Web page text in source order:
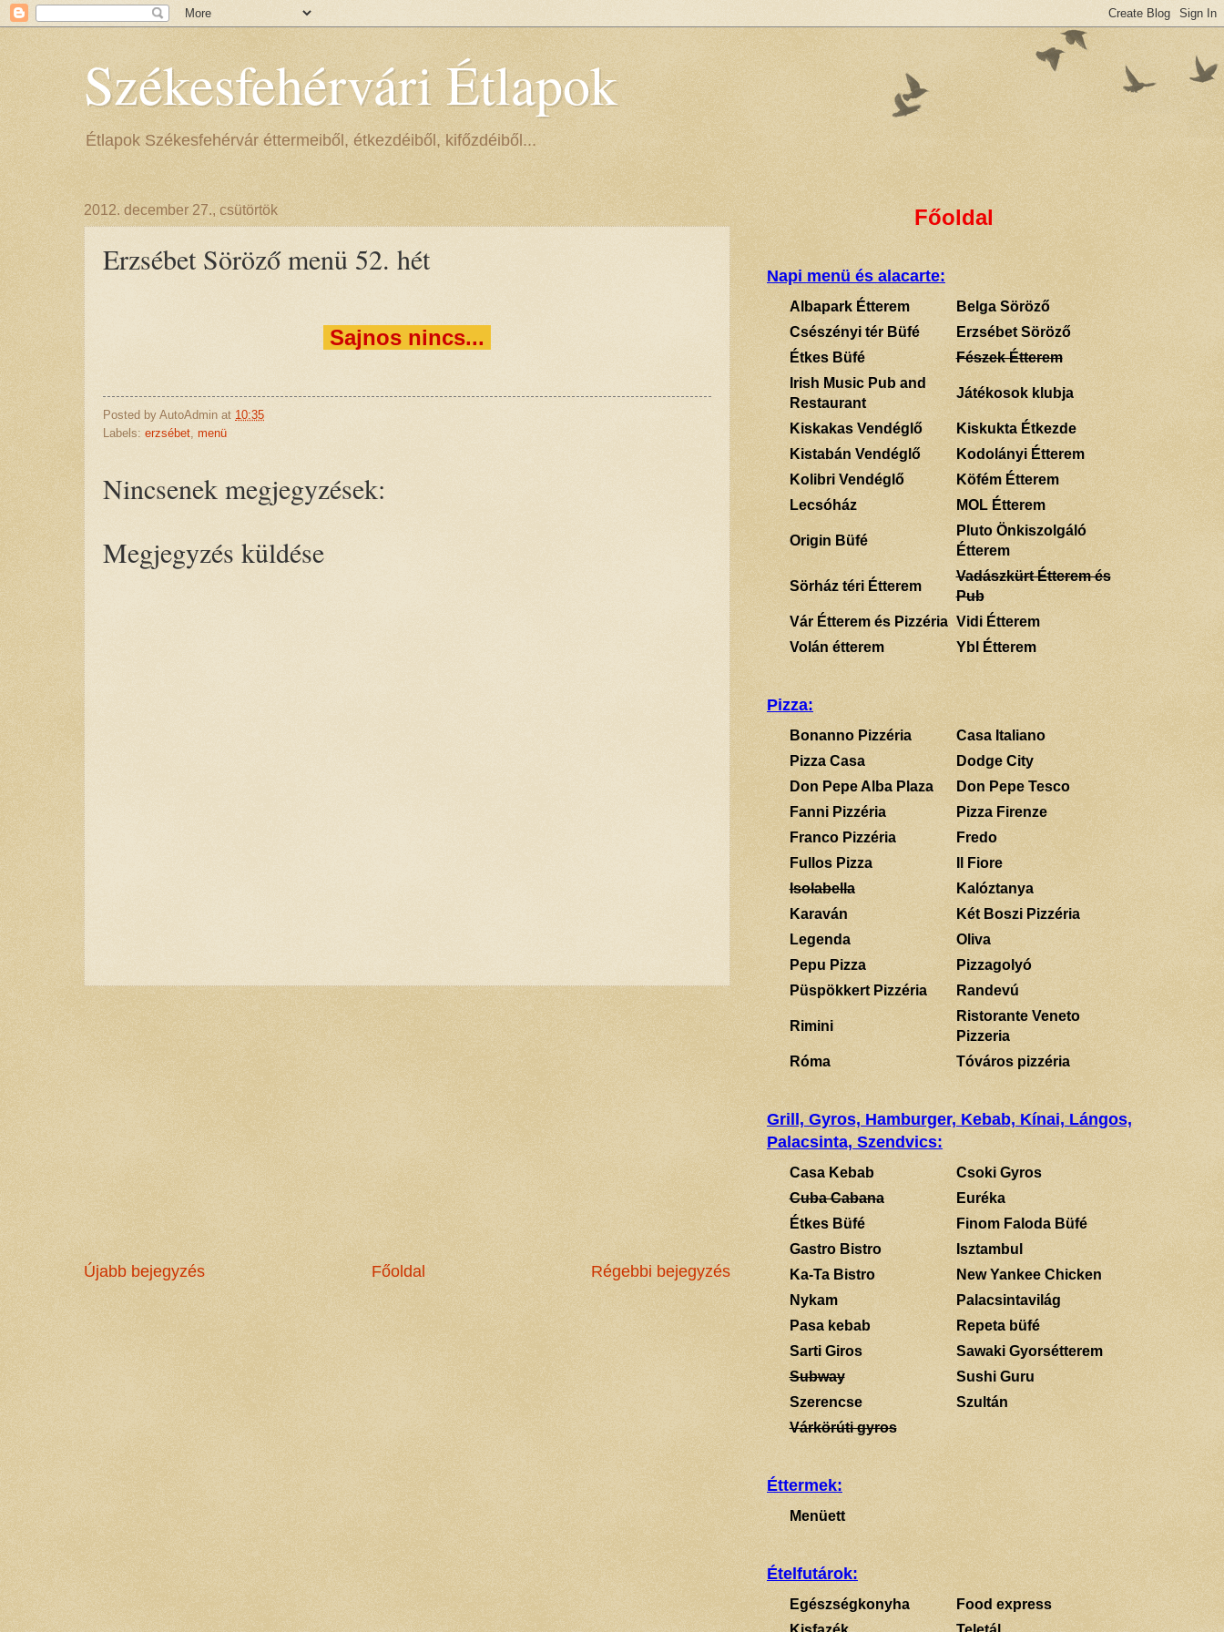
Székesfehérvári Étlapok
Étlapok Székesfehérvár éttermeiből, étkezdéiből, kifőzdéiből...
2012. december 27., csütörtök
Erzsébet Söröző menü 52. hét
Sajnos nincs...
Posted by AutoAdmin at 10:35
Labels: erzsébet menü
Nincsenek megjegyzések:
Megjegyzés küldése
Újabb bejegyzés Régebbi bejegyzés
Főoldal
Főoldal
Napi menü és alacarte:
Albapark Étterem
Belga Söröző
Csészényi tér Büfé
Erzsébet Söröző
Étkes Büfé
Fészek Étterem
Irish Music Pub and
Restaurant
Játékosok klubja
Kiskakas Vendéglő
Kiskukta Étkezde
Kistabán Vendéglő
Kodolányi Étterem
Kolibri Vendéglő
Köfém Étterem
Lecsóház
MOL Étterem
Origin Büfé
Pluto Önkiszolgáló
Étterem
Sörház téri Étterem
Vadászkürt Étterem és
Pub
Vár Étterem és Pizzéria Vidi Étterem
Volán étterem
Ybl Étterem
Pizza:
Bonanno Pizzéria
Casa Italiano
Pizza Casa
Dodge City
Don Pepe Alba Plaza
Don Pepe Tesco
Fanni Pizzéria
Pizza Firenze
Franco Pizzéria
Fredo
Fullos Pizza
Il Fiore
Isolabella
Kalóztanya
Karaván
Két Boszi Pizzéria
Legenda
Oliva
Pepu Pizza
Pizzagolyó
Püspökkert Pizzéria
Randevú
Rimini
Ristorante Veneto
Pizzeria
Róma
Tóváros pizzéria
Grill, Gyros, Hamburger, Kebab, Kínai, Lángos,
Palacsinta, Szendvics:
Casa Kebab
Csoki Gyros
Cuba Cabana
Euréka
Étkes Büfé
Finom Faloda Büfé
Gastro Bistro
Isztambul
Ka-Ta Bistro
New Yankee Chicken
Nykam
Palacsintavilág
Pasa kebab
Repeta büfé
Sarti Giros
Sawaki Gyorsétterem
Subway
Sushi Guru
Szerencse
Szultán
Várkörúti gyros
Éttermek:
Menüett
Ételfutárok:
Egészségkonyha
Food express